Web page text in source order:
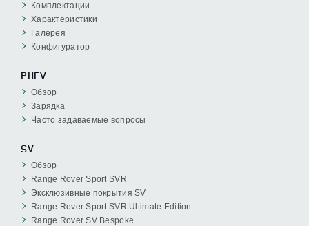
Комплектации
Характеристики
Галерея
Конфигуратор
PHEV
Обзор
Зарядка
Часто задаваемые вопросы
SV
Обзор
Range Rover Sport SVR
Эксклюзивные покрытия SV
Range Rover Sport SVR Ultimate Edition
Range Rover SV Bespoke